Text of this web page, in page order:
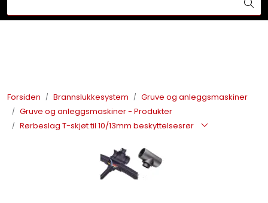
Forsiden Brannslukkesystem
Gruve og anleggsmaskiner
Gruve og anleggsmaskiner - Produkter
Rørbeslag T-skjøt til 10/13mm beskyttelsesrør
Lysprodukter